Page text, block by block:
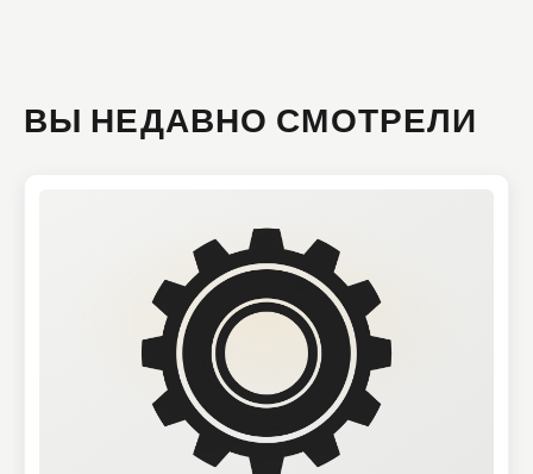
ВЫ НЕДАВНО СМОТРЕЛИ